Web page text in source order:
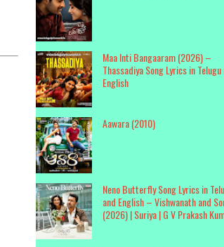
Maa Inti Bangaaram (2026) –
Thassadiya Song Lyrics in Telugu
English
Aawara (2010)
Neno Butterfly Song Lyrics in
and English – Vishwanath and
(2026) | Suriya | G V Prakash